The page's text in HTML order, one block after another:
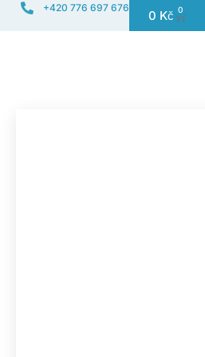
+420 776 697 676
0 Kč 0